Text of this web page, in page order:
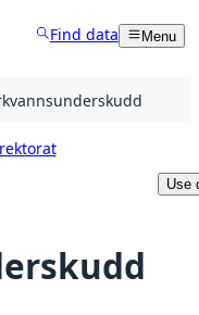
Find data Menu
Use